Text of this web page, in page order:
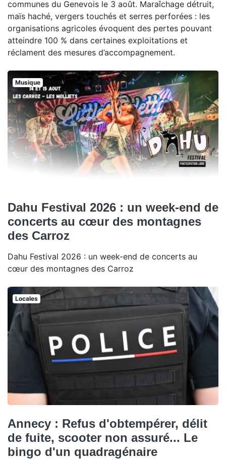
communes du Genevois le 3 août. Maraîchage détruit,
maïs haché, vergers touchés et serres perforées : les
organisations agricoles évoquent des pertes pouvant
atteindre 100 % dans certaines exploitations et
réclament des mesures d’accompagnement.
Musique
Dahu Festival 2026 : un week-end de
concerts au cœur des montagnes
des Carroz
Dahu Festival 2026 : un week-end de concerts au
cœur des montagnes des Carroz
Locales
Annecy : Refus d'obtempérer, délit
de fuite, scooter non assuré... Le
bingo d'un quadragénaire